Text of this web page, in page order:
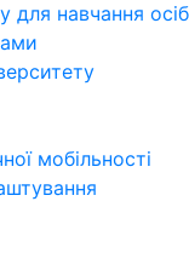
для навчання осіб
мобільності